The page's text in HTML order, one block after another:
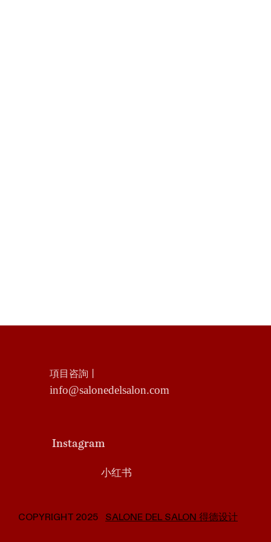
項目咨詢丨
info@salonedelsalon.com
Instagram
小红书
COPYRIGHT 2025 SALONE DEL SALON 得德设计